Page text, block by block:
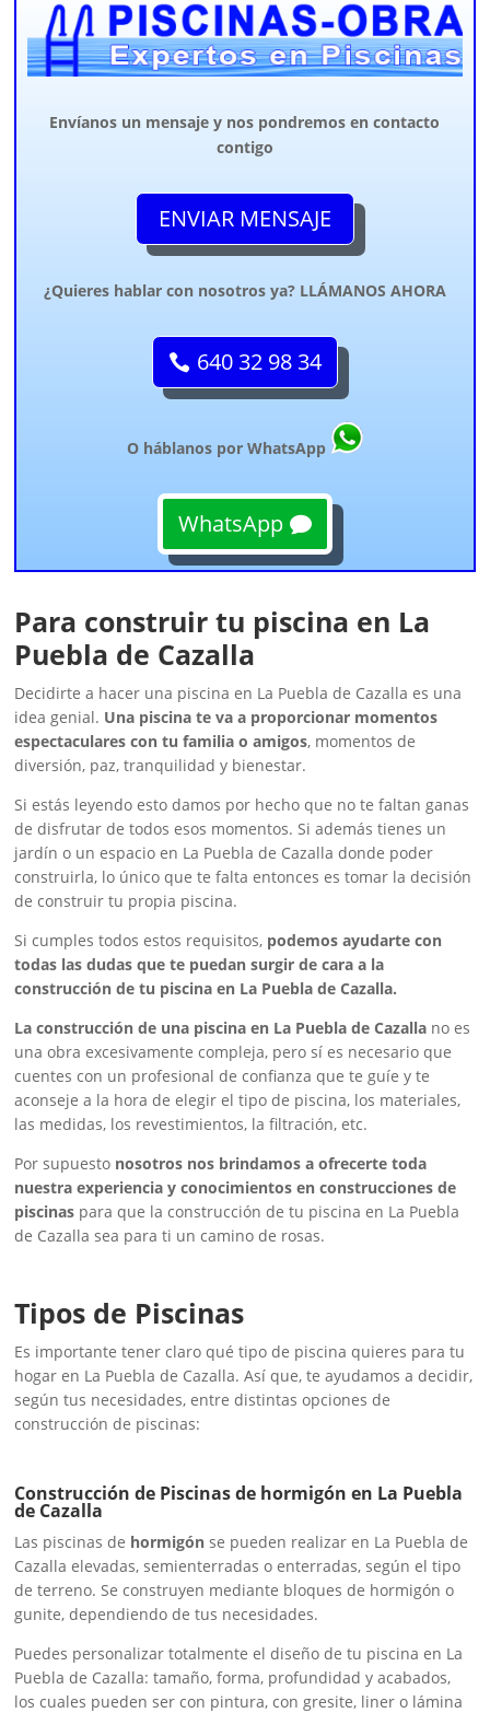
Envíanos un mensaje y nos pondremos en contacto
contigo
ENVIAR MENSAJE
¿Quieres hablar con nosotros ya? LLÁMANOS AHORA
640 32 98 34
O háblanos por WhatsApp
WhatsApp
Para construir tu piscina en La
Puebla de Cazalla
Decidirte a hacer una piscina en La Puebla de Cazalla es una
idea genial. Una piscina te va a proporcionar momentos
espectaculares con tu familia o amigos, momentos de
diversión, paz, tranquilidad y bienestar.
Si estás leyendo esto damos por hecho que no te faltan ganas
de disfrutar de todos esos momentos. Si además tienes un
jardín o un espacio en La Puebla de Cazalla donde poder
construirla, lo único que te falta entonces es tomar la decisión
de construir tu propia piscina.
Si cumples todos estos requisitos, podemos ayudarte con
todas las dudas que te puedan surgir de cara a la
construcción de tu piscina en La Puebla de Cazalla.
La construcción de una piscina en La Puebla de Cazalla no es
una obra excesivamente compleja, pero sí es necesario que
cuentes con un profesional de confianza que te guíe y te
aconseje a la hora de elegir el tipo de piscina, los materiales,
las medidas, los revestimientos, la filtración, etc.
Por supuesto nosotros nos brindamos a ofrecerte toda
nuestra experiencia y conocimientos en construcciones de
piscinas para que la construcción de tu piscina en La Puebla
de Cazalla sea para ti un camino de rosas.
Tipos de Piscinas
Es importante tener claro qué tipo de piscina quieres para tu
hogar en La Puebla de Cazalla. Así que, te ayudamos a decidir,
según tus necesidades, entre distintas opciones de
construcción de piscinas:
Construcción de Piscinas de hormigón en La Puebla
de Cazalla
Las piscinas de hormigónse pueden realizar en La Puebla de
Cazalla elevadas, semienterradas o enterradas, según el tipo
de terreno. Se construyen mediante bloques de hormigón o
gunite, dependiendo de tus necesidades.
Puedes personalizar totalmente el diseño de tu piscina en La
Puebla de Cazalla: tamaño, forma, profundidad y acabados,
los cuales pueden ser con pintura, con gresite, liner o lámina